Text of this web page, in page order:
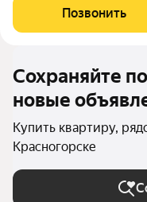
Несмотря на
магистралей добраться
Позвонить
Сохраняйте
новые
Купить квартиру,
Красногорске